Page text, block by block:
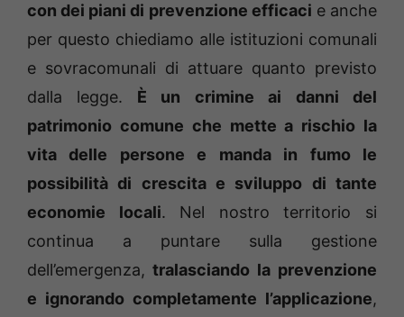
con dei piani di prevenzione efficaci e anche
per questo chiediamo alle istituzioni comunali
e sovracomunali di attuare quanto previsto
dalla legge. È un crimine ai danni del
patrimonio comune che mette a rischio la
vita delle persone e manda in fumo le
possibilità di crescita e sviluppo di tante
economie locali. Nel nostro territorio si
continua a puntare sulla gestione
dell’emergenza, tralasciando la prevenzione
e ignorando completamente l’applicazione,